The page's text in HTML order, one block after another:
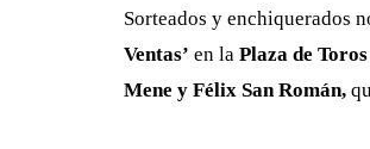
Sorteados y enchiquerados
Ventas’ en la Plaza de
Mene y Félix San Román,